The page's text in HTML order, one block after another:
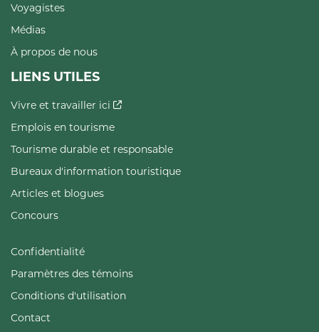
Voyagistes
Médias
À propos de nous
LIENS UTILES
Vivre et travailler ici
Emplois en tourisme
Tourisme durable et responsable
Bureaux d'information touristique
Articles et blogues
Concours
Confidentialité
Paramètres des témoins
Conditions d'utilisation
Contact